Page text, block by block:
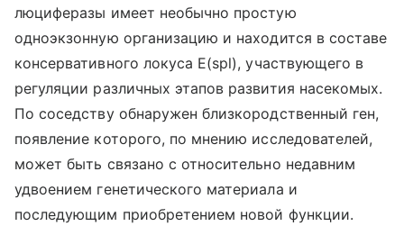
люциферазы имеет необычно простую
одноэкзонную организацию и находится в составе
консервативного локуса E(spl), участвующего в
регуляции различных этапов развития насекомых.
По соседству обнаружен близкородственный ген,
появление которого, по мнению исследователей,
может быть связано с относительно недавним
удвоением генетического материала и
последующим приобретением новой функции.